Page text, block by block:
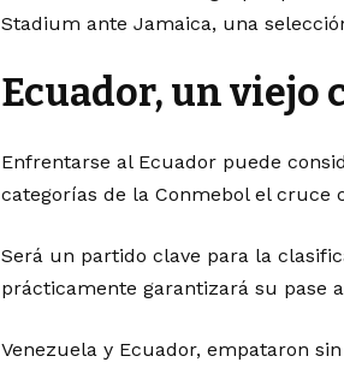
Stadium ante Jamaica, una
Ecuador, un viejo
Enfrentarse al Ecuador puede
categorías de la Conmebol el cruce
Será un partido clave para la
prácticamente garantizará su pase
Venezuela y Ecuador, empataron